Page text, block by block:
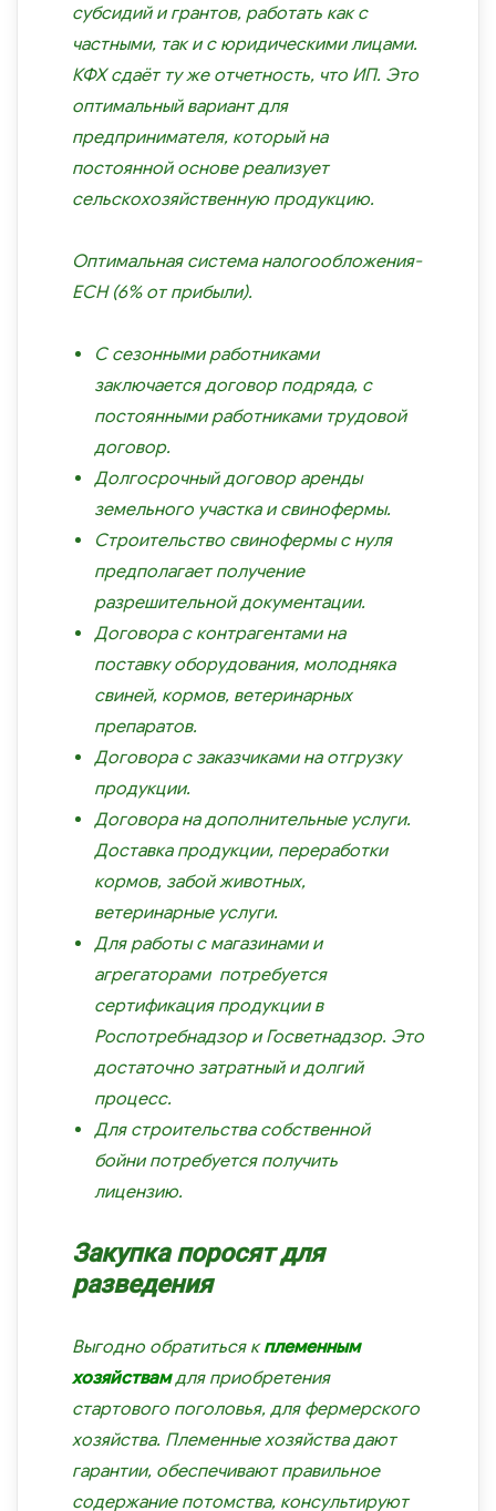
субсидий и грантов, работать как с
частными, так и с юридическими лицами.
КФХ сдаёт ту же отчетность, что ИП. Это
оптимальный вариант для
предпринимателя, который на
постоянной основе реализует
сельскохозяйственную продукцию.
Оптимальная система налогообложения-
ЕСН (6% от прибыли).
С сезонными работниками
заключается договор подряда, с
постоянными работниками трудовой
договор.
Долгосрочный договор аренды
земельного участка и свинофермы.
Строительство свинофермы с нуля
предполагает получение
разрешительной документации.
Договора с контрагентами на
поставку оборудования, молодняка
свиней, кормов, ветеринарных
препаратов.
Договора с заказчиками на отгрузку
продукции.
Договора на дополнительные услуги.
Доставка продукции, переработки
кормов, забой животных,
ветеринарные услуги.
Для работы с магазинами и
агрегаторами потребуется
сертификация продукции в
Роспотребнадзор и Госветнадзор. Это
достаточно затратный и долгий
процесс.
Для строительства собственной
бойни потребуется получить
лицензию.
Закупка поросят для
разведения
Выгодно обратиться кплеменным
хозяйствамдля приобретения
стартового поголовья, для фермерского
хозяйства. Племенные хозяйства дают
гарантии, обеспечивают правильное
содержание потомства, консультируют